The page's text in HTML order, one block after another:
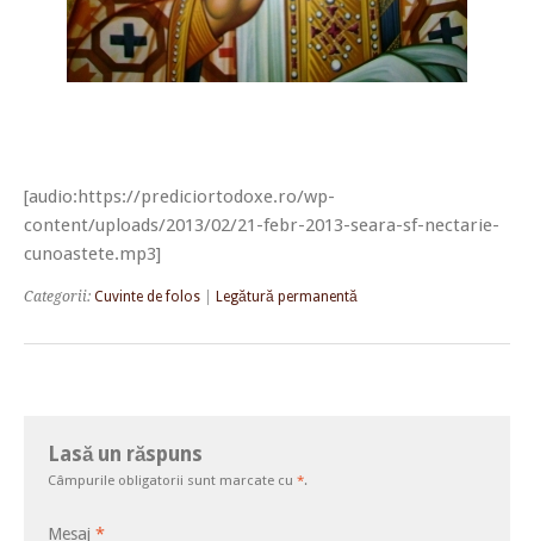
[audio:https://prediciortodoxe.ro/wp-
content/uploads/2013/02/21-febr-2013-seara-sf-nectarie-
cunoastete.mp3]
Categorii: Cuvinte de folos Legătură permanentă
Lasă un răspuns
Câmpurile obligatorii sunt marcate cu *.
Mesaj *